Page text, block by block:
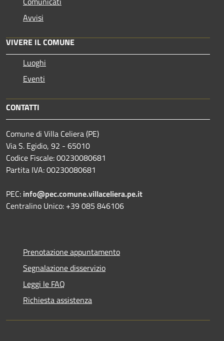
Avvisi
VIVERE IL COMUNE
Luoghi
Eventi
CONTATTI
Comune di Villa Celiera (PE)
Via S. Egidio, 92 - 65010
Codice Fiscale: 00230080681
Partita IVA: 00230080681
PEC: info@pec.comune.villaceliera.pe.it
Centralino Unico: +39 085 846106
Prenotazione appuntamento
Segnalazione disservizio
Leggi le FAQ
Richiesta assistenza